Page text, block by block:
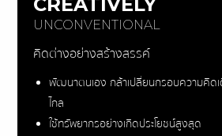
UNCONVENTIONAL
คิดต่างอย่างสร้างสรรค์
พัฒนาตนเอง กล้าเปลี่ยนกรอบความคิด
ไกล
ใช้ทรัพยากรอย่างเกิดประโยชน์สูงสุด